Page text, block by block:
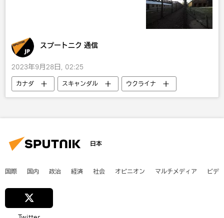
スプートニク 通信
2023年9月28日, 02:25
カナダ スキャンダル
ウクライナ
ナチズム
第二次世界大戦
国際
日本
国際 国内 政治 経済 社会 オピニオン マルチメディア ビデ